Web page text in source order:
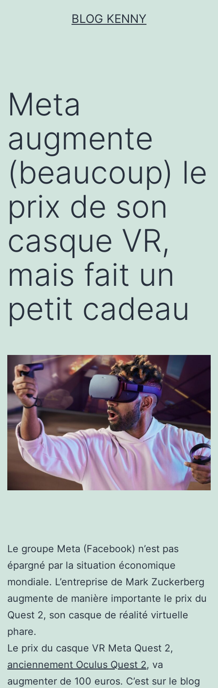
BLOG KENNY
Meta
augmente
(beaucoup) le
prix de son
casque VR,
mais fait un
petit cadeau
Le groupe Meta (Facebook) n’est pas
épargné par la situation économique
mondiale. L’entreprise de Mark Zuckerberg
augmente de manière importante le prix du
Quest 2, son casque de réalité virtuelle
phare.
Le prix du casque VR Meta Quest 2,
anciennement Oculus Quest 2, va
augmenter de 100 euros. C’est sur le blog